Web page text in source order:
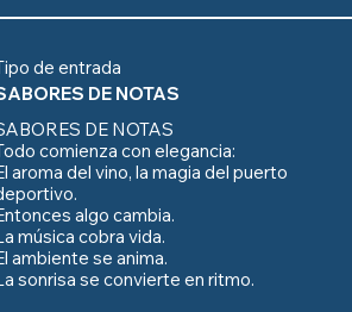
de entrada
DE NOTAS
DE NOTAS
comienza con elegancia:
aroma del vino, la magia del puerto
algo cambia.
música cobra vida.
ambiente se anima.
sonrisa se convierte en ritmo.